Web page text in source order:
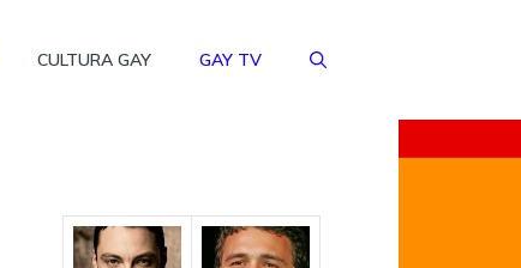
CULTURA GAY GAY TV